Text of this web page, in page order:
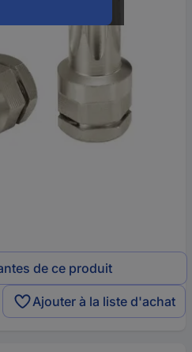
de ce produit
Ajouter à la liste d'achat